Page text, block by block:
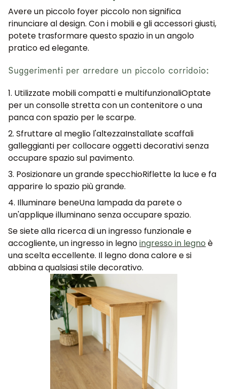
Avere un piccolo foyer piccolo non significa
rinunciare al design. Con i mobili e gli accessori giusti,
potete trasformare questo spazio in un angolo
pratico ed elegante.
Suggerimenti per arredare un piccolo corridoio:
1. Utilizzate mobili compatti e multifunzionaliOptate
per unconsolle strettacon un contenitore o una
panca con spazio per le scarpe.
2. Sfruttare al meglio l'altezzaInstallate scaffali
galleggianti per collocare oggetti decorativi senza
occupare spazio sul pavimento.
3. Posizionare un grande specchioRiflette la luce e fa
apparire lo spazio più grande.
4. Illuminare beneUna lampada da parete o
un'applique illuminano senza occupare spazio.
Se siete alla ricerca di un ingresso funzionale e
accogliente, un ingresso in legnoingresso in legno è
una scelta eccellente. Il legno dona calore e si
abbina a qualsiasi stile decorativo.